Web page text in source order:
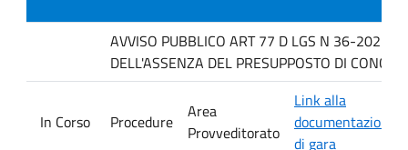
AVVISO PUBBLICO ART 77 D LGS N 36-2023
DELL'ASSENZA DEL PRESUPPOSTO DI
In Corso Procedure
Area
Provveditorato
Link alla
documentazione
di gara